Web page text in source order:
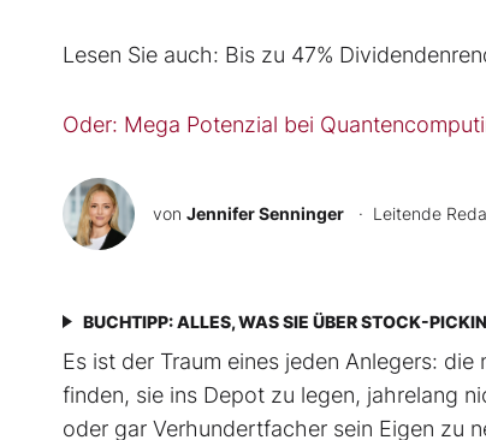
Lesen Sie auch: Bis zu 47%
Oder: Mega Potenzial bei
von Jennifer Senninger · Leitende
BUCHTIPP: ALLES, WAS SIE ÜBER STOCK-
Es ist der Traum eines jeden Anlegers:
finden, sie ins Depot zu legen, jahrelang
oder gar Verhundertfacher sein Eigen zu